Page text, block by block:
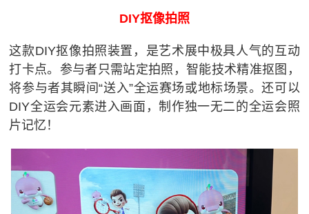
DIY抠像拍照
这款DIY抠像拍照装置，是艺术展中极具人气的互动
打卡点。参与者只需站定拍照，智能技术精准抠图，
将参与者其瞬间“送入”全运赛场或地标场景。还可以
DIY全运会元素进入画面，制作独一无二的全运会照
片记忆！